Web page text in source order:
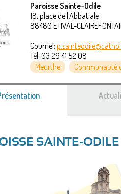
Paroisse Sainte-Odile
18, place de l'Abbatiale
88480 ETIVAL-
Courriel:
Tél: 03 29 41 52 08
Meurthe
Communauté
(onglet
SAINTE-ODILE